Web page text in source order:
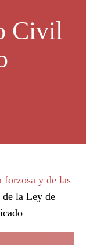
Civil
y de las
la Ley de